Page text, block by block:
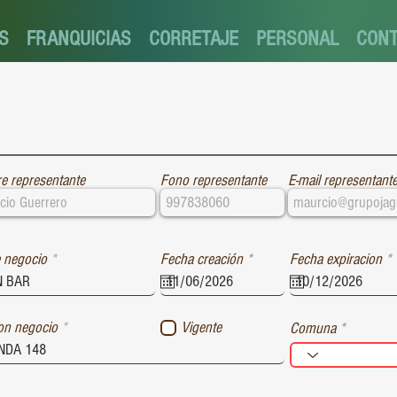
FRANQUICIAS CORRETAJE PERSONAL
representante Fono representante E-mail representante
negocio Fecha creación *r
d
Fecha expiracion *r
r
d
negocio Comuna
Vigente